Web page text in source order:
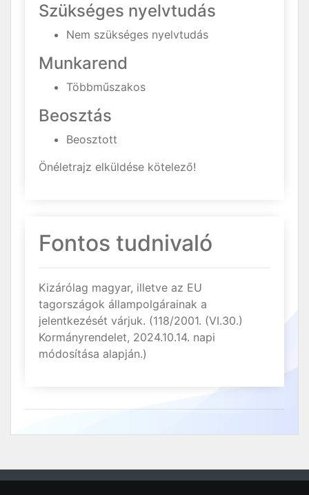
Szükséges nyelvtudás
Nem szükséges nyelvtudás
Munkarend
Többműszakos
Beosztás
Beosztott
Önéletrajz elküldése kötelező!
Fontos tudnivaló
Kizárólag magyar, illetve az EU
tagországok állampolgárainak a
jelentkezését várjuk. (118/2001. (VI.30.)
Kormányrendelet, 2024.10.14. napi
módosítása alapján.)